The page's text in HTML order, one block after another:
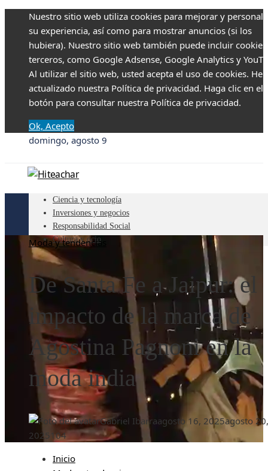
Nuestro sitio web utiliza cookies para mejorar y
su experiencia, así como para mostrar anuncios (si los
hubiera). Nuestro sitio web también puede incluir
terceros, como Google Adsense, Google Analytics y
Al utilizar el sitio web, usted acepta el uso de cookies.
actualizado nuestra Política de privacidad. Haga clic en el
botón para consultar nuestra Política de privacidad.
Ok, Acepto
domingo, agosto 9
Ciencia y tecnología
Inversiones y negocios
Responsabilidad Social
Cultura y ocio
Moda y tendencias
De Santa Fe a Jaipur: el
impacto de la marca de
Agostina Pagnoni en la
moda india
Gabriel Ibarraagosto 16, 2025agosto 20,
2025 104
Inicio